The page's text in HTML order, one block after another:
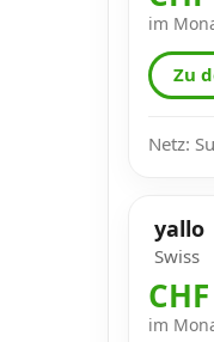
im
Zu
Netz:
yallo
Swiss
im